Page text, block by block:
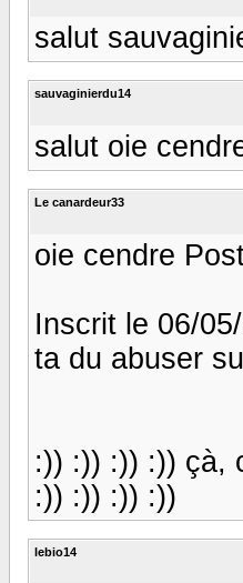
salut
sauvaginierdu14
salut oie
Le canardeur33
oie cendre
Inscrit le 06/
ta du abuser
:)) :)) :)) :)) çà,
:)) :)) :)) :))
lebio14